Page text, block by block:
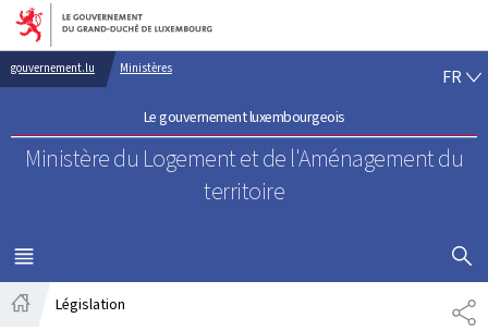
Aller au menu principal
Aller au contenu
gouvernement.lu Ministères
Le gouvernement luxembourgeois
Ministère du Logementet de l'Aménagement du
territoire
FR
MENU
PRINCIPAL
Législation